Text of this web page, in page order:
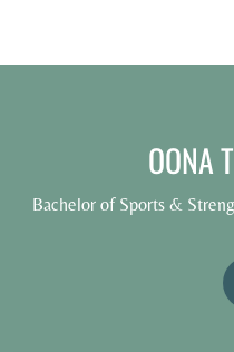
OONA
Bachelor of Sports &